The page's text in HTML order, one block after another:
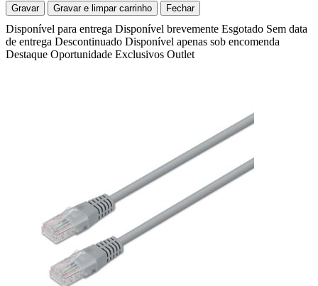
Gravar Gravar e limpar carrinho Fechar
Disponível para entrega Disponível brevemente Esgotado Sem data
de entrega Descontinuado Disponível apenas sob encomenda
Destaque Oportunidade Exclusivos Outlet